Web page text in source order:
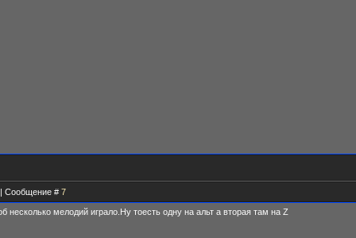
| Сообщение # 7
несколько мелодий играло.Ну тоесть одну на альт а вторая там на Z